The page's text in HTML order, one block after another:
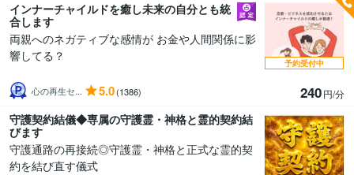
インナーチャイルドを癒し未来の自分とも統
合します
両親へのネガティブな感情が お金や人間関係に影
響してる？
心の再生セ... 5.0(1386) 240円/分
予約受付中
守護契約結儀◆専属の守護霊・神格と霊的契約結
びます
守護通路の再接続◎守護霊・神格と正式な霊的契
約を結び直す儀式